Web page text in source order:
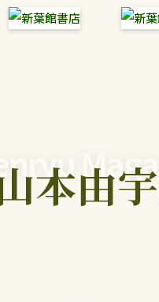
本由